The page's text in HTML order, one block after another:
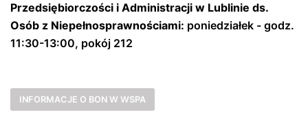
Przedsiębiorczości i Administracji w Lublinie ds.
Osób z Niepełnosprawnościami: poniedziałek - godz.
11:30-13:00, pokój 212
INFORMACJE O BON W WSPA